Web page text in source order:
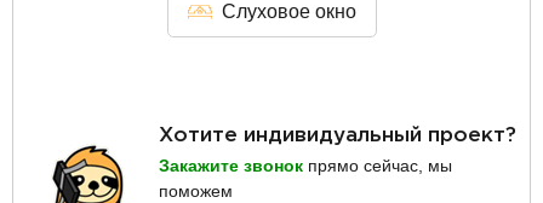
Слуховое окно
Хотите индивидуальный проект?
Закажите звонок прямо сейчас, мы
поможем